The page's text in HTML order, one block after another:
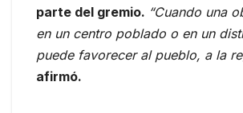
parte del gremio. “Cuando una
en un centro poblado o en un
puede favorecer al pueblo, a la
afirmó.